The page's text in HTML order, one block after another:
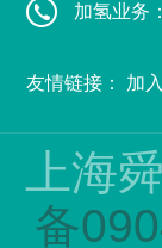
加氢业务
友情链接： 加
上海
备